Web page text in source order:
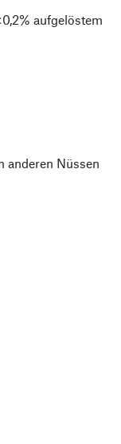
aufgelöstem
anderen Nüssen